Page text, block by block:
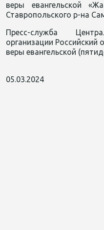
веры евангельской
Ставропольского р-на
Пресс-служба
организации
веры евангельской
05.03.2024